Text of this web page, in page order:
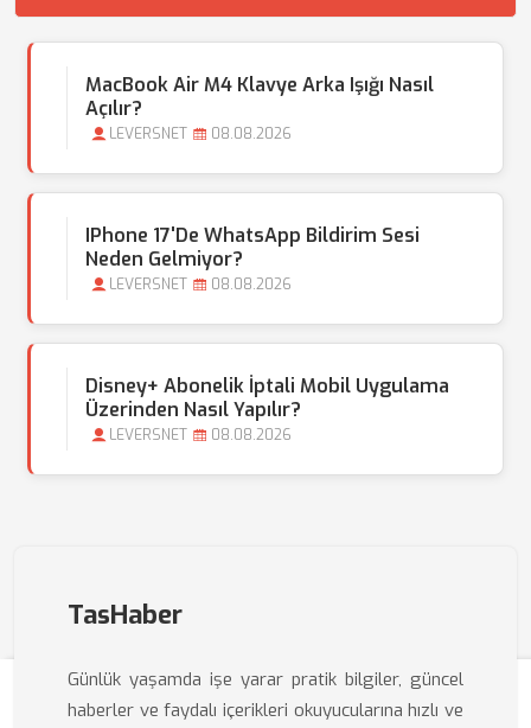
MacBook Air M4 Klavye Arka Işığı Nasıl
Açılır?
LEVERSNET 08.08.2026
IPhone 17'de WhatsApp Bildirim Sesi
Neden Gelmiyor?
LEVERSNET 08.08.2026
Disney+ Abonelik İptali Mobil Uygulama
Üzerinden Nasıl Yapılır?
LEVERSNET 08.08.2026
TasHaber
Günlük yaşamda işe yarar pratik bilgiler, güncel
haberler ve faydalı içerikleri okuyucularına hızlı ve